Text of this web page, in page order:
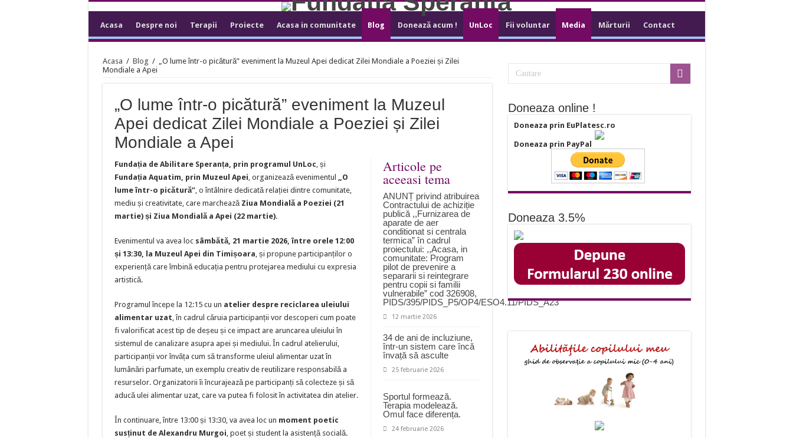
Acasa Despre noi Terapii Proiecte Acasa in comunitate Blog Donează acum ! UnLoc Fii voluntar Media Mărturii Contact
Acasa / Blog / „O lume într-o picătură” eveniment la Muzeul Apei dedicat Zilei Mondiale a Poeziei și Zilei
Mondiale a Apei
„O lume într-o picătură” eveniment la Muzeul
Apei dedicat Zilei Mondiale a Poeziei și Zilei
Mondiale a Apei
Articole pe
aceeasi tema
ANUNȚ privind atribuirea
Contractului de achiziție
publică ,,Furnizarea de
aparate de aer
conditionat si centrala
termica” în cadrul
proiectului: ,,Acasa, in
comunitate: Program
pilot de prevenire a
separarii si reintegrare
pentru copii si familii
vulnerabile” cod 326908,
PIDS/395/PIDS_P5/OP4/ESO4.11/PIDS_A23
12 martie 2026
34 de ani de incluziune,
într-un sistem care încă
învață să asculte
25 februarie 2026
Sportul formează.
Terapia modelează.
Omul face diferența.
24 februarie 2026
Fundația de Abilitare Speranța, prin programul UnLoc, și
Fundația Aquatim, prin Muzeul Apei, organizează evenimentul „O
lume într-o picătură”, o întâlnire dedicată relației dintre comunitate,
mediu și creativitate, care marchează Ziua Mondială a Poeziei (21
martie) și Ziua Mondială a Apei (22 martie).
Evenimentul va avea locsâmbătă, 21 martie 2026, între orele 12:00
și 13:30, la Muzeul Apei din Timișoara, și propune participanților o
experiență care îmbină educația pentru protejarea mediului cu expresia
artistică.
Programul începe la 12:15 cu un atelier despre reciclarea uleiului
alimentar uzat, în cadrul căruia participanții vor descoperi cum poate
fi valorificat acest tip de deșeu și ce impact are aruncarea uleiului în
sistemul de canalizare asupra apei și mediului. În cadrul atelierului,
participanții vor învăța cum să transforme uleiul alimentar uzat în
lumânări parfumate, un exemplu creativ de reutilizare responsabilă a
resurselor. Organizatorii îi încurajează pe participanți să colecteze și să
aducă ulei alimentar uzat, care va putea fi folosit în activitatea din atelier.
În continuare, între 13:00 și 13:30, va avea loc un moment poetic
susținut de Alexandru Murgoi, poet și student la asistență socială.
Doneaza online !
Doneaza prin EuPlatesc.ro
Doneaza prin PayPal
Doneaza 3.5%